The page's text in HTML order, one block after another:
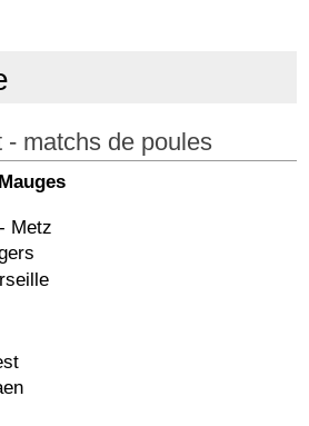
- matchs de poules
Metz